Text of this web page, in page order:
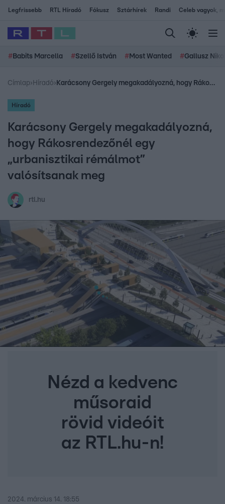
Legfrissebb RTL Híradó Fókusz Sztárhírek Randi Celeb vagyok,
# Babits Marcella #Szellő István # Most Wanted #Gallusz
Címlap› Híradó› Karácsony Gergely megakadályozná, hogy Rákosrendezőnél egy „urbanisztikai rémálmot” valósítsanak meg
Híradó
Karácsony Gergely megakadályozná,
hogy Rákosrendezőnél egy
„urbanisztikai rémálmot”
valósítsanak meg
rtl.hu
Nézd a kedvenc
műsoraid
rövid videóit
az RTL.hu-n!
2024. március 14. 18:55